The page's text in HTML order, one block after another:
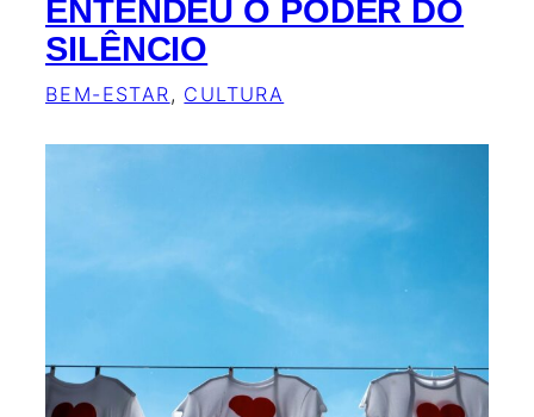
ENTENDEU O PODER DO
SILÊNCIO
BEM-ESTAR, CULTURA